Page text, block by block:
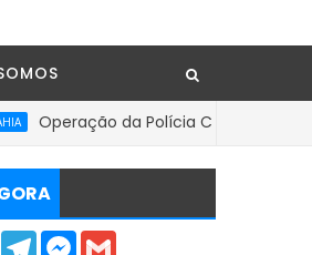
da Polícia Civil apreende R$ 100
W
T
M